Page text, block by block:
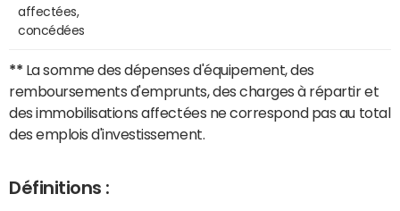
affectées,
concédées
** La somme des dépenses d'équipement, des
remboursements d'emprunts, des charges à répartir et
des immobilisations affectées ne correspond pas au total
des emplois d'investissement.
Définitions :